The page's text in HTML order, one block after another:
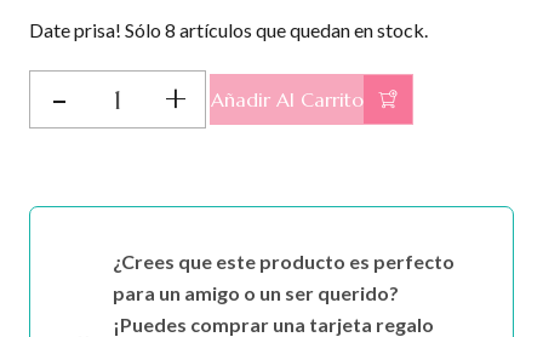
Date prisa! Sólo 8 artículos que quedan en stock.
LIQUID
BLUSH
LABIAL
Añadir Al Carrito
¿Crees que este producto es perfecto
para un amigo o un ser querido?
¡Puedes comprar una tarjeta regalo